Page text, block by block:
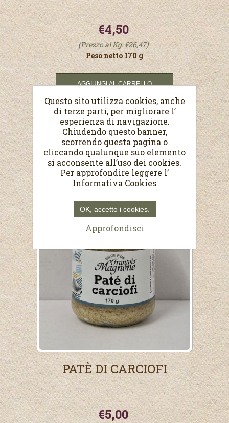
€4,50
(Prezzo al Kg. €26,47)
Peso netto 170 g
PATÈ DI CARCIOFI
€5,00
Questo sito utilizza cookies, anche
di terze parti, per migliorare l’
esperienza di navigazione.
Chiudendo questo banner,
scorrendo questa pagina o
cliccando qualunque suo elemento
si acconsente all’uso dei cookies.
Per approfondire leggere l’
Informativa Cookies
OK, accetto i cookies.
Approfondisci